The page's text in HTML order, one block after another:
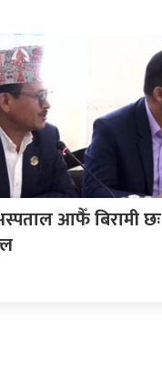
आफैँ बिरामी छः